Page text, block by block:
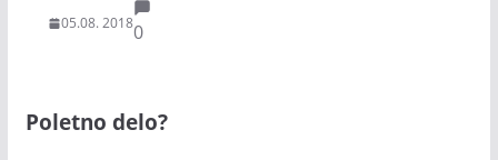
05.08. 20180
Poletno delo?